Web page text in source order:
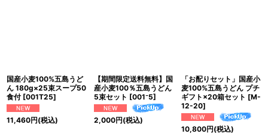
国産小麦100%五島うど
ん 180g×25束スープ50
食付 [001T25]
11,460円(税込)
【期間限定送料無料】国
産小麦100％五島うどん
5束セット [001⁻5]
2,000円(税込)
「お配りセット」国産小
麦100%五島うどん プチ
ギフト×20箱セット [M-
12-20]
10,800円(税込)